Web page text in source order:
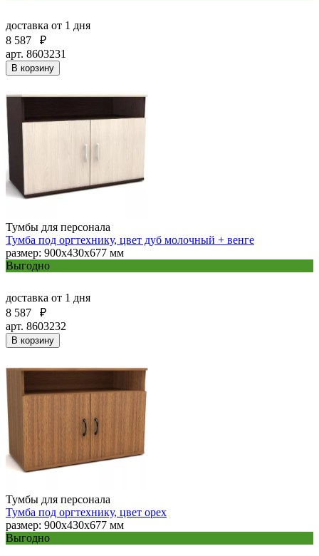
доставка от 1 дня
8 587
₽
арт. 8603231
В корзину
Тумбы для персонала
Тумба под оргтехнику, цвет дуб молочный + венге
размер: 900х430х677 мм
Выгодно
доставка от 1 дня
8 587
₽
арт. 8603232
В корзину
Тумбы для персонала
Тумба под оргтехнику, цвет орех
размер: 900х430х677 мм
Выгодно